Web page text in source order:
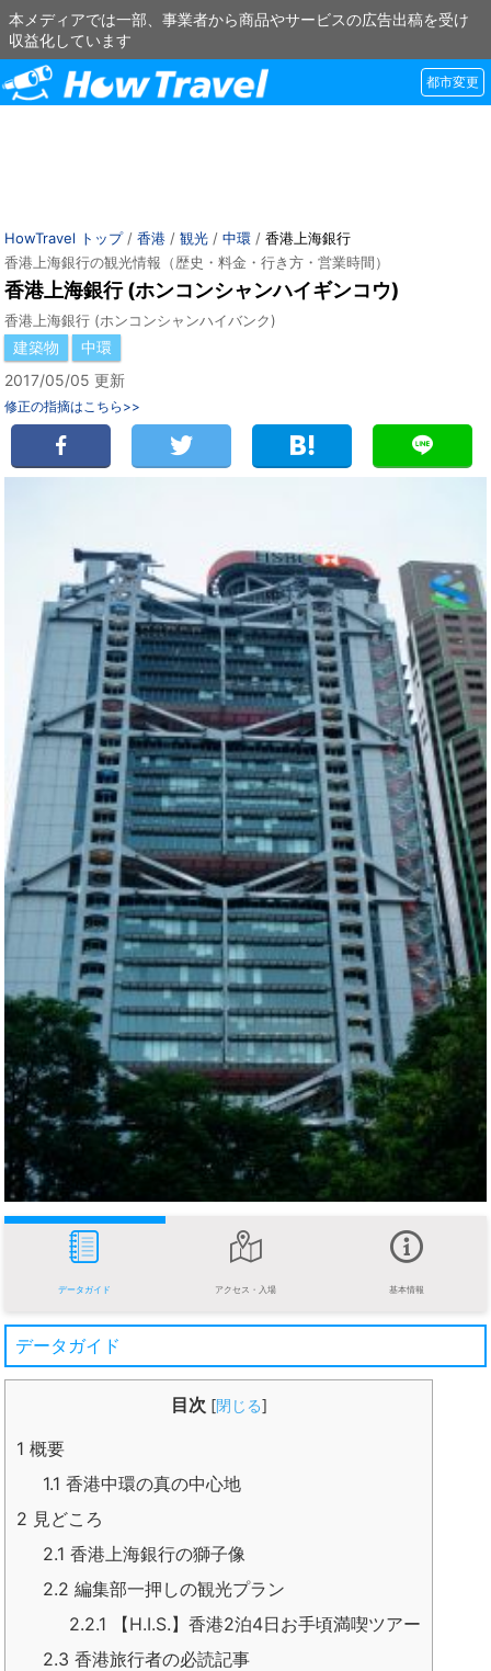
本メディアでは一部、事業者から商品やサービスの広告出稿を受け
収益化しています
都市変更
HowTravel トップ/ 香港 / 観光 / 中環 / 香港上海銀行
香港上海銀行の観光情報（歴史・料金・行き方・営業時間）
香港上海銀行 (ホンコンシャンハイギンコウ)
香港上海銀行 (ホンコンシャンハイバンク)
建築物
中環
2017/05/05 更新
修正の指摘はこちら>>
データガイド アクセス・入場 基本情報
データガイド
目次 [閉じる]
1 概要
1.1 香港中環の真の中心地
2 見どころ
2.1 香港上海銀行の獅子像
2.2 編集部一押しの観光プラン
2.2.1 【H.I.S.】香港2泊4日お手頃満喫ツアー
2.3 香港旅行者の必読記事